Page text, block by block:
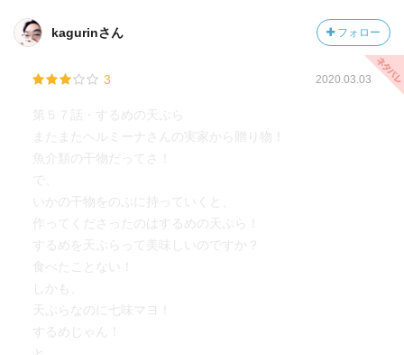
kagurinさん フォロー
3 2020.03.03
第５７話・するめの天ぷら
またまたヘルミーナさんの実家から贈り物！
魚介類の干物だってさ！
で、
いかの干物をのぶに持っていくと、
作ってくださったのはするめの天ぷら！
するめを天ぷらって美味しいのですか？
食べたことない！
しかも、
天ぷらなのに七味マヨ！
するめじゃん！